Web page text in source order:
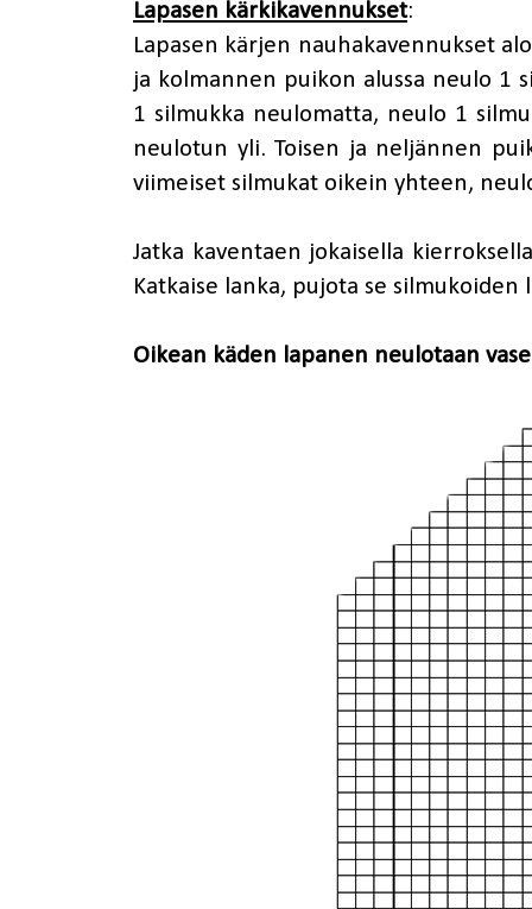
Lapasen kärkikavennukset:
Lapasen kärjen nauhakavennukset
ja kolmannen puikon alussa neulo 1
1 silmukka neulomatta, neulo 1
neulotun yli. Toisen ja neljännen
viimeiset silmukat oikein yhteen,
Jatka kaventaen jokaisella
Katkaise lanka, pujota se
Oikean käden lapanen neulotaan